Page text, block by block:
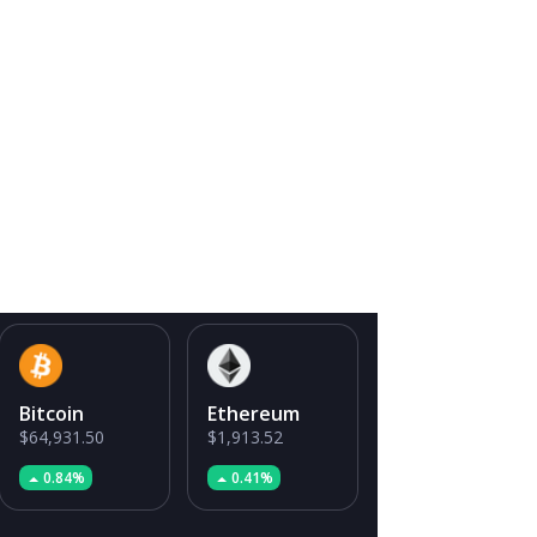
Bitcoin
$64,931.50
0.84%
Ethereum
$1,913.52
0.41%